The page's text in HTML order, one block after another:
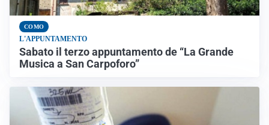
COMO
L'APPUNTAMENTO
Sabato il terzo appuntamento de “La Grande
Musica a San Carpoforo”